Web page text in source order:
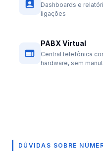
Dashboards e
ligações
PABX Virtual
Central telefônica
hardware, sem
DÚVIDAS SOBRE